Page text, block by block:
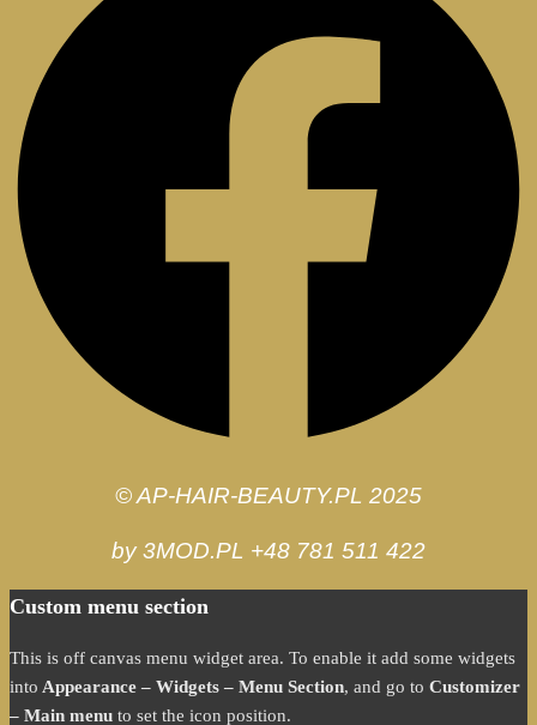
© AP-HAIR-BEAUTY.PL 2025
by 3MOD.PL +48 781 511 422
Custom menu section
This is off canvas menu widget area. To enable it add some widgets
into Appearance – Widgets – Menu Section, and go to Customizer
– Main menu to set the icon position.